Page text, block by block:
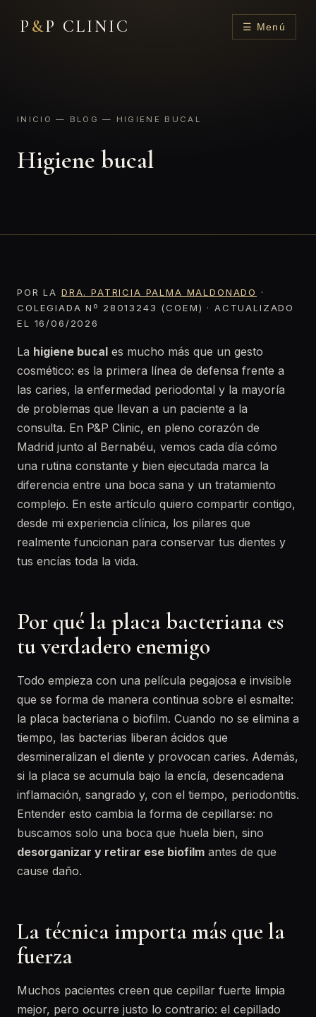
P &P CLINIC ☰ Menú
INICIO — BLOG — HIGIENE BUCAL
Higiene bucal
POR LA DRA. PATRICIA PALMA MALDONADO
·
COLEGIADA Nº 28013243 (COEM) · ACTUALIZADO
EL 16/06/2026
La higiene bucal es mucho más que un gesto
cosmético: es la primera línea de defensa frente a
las caries, la enfermedad periodontal y la mayoría
de problemas que llevan a un paciente a la
consulta. En P&P Clinic, en pleno corazón de
Madrid junto al Bernabéu, vemos cada día cómo
una rutina constante y bien ejecutada marca la
diferencia entre una boca sana y un tratamiento
complejo. En este artículo quiero compartir contigo,
desde mi experiencia clínica, los pilares que
realmente funcionan para conservar tus dientes y
tus encías toda la vida.
Por qué la placa bacteriana es
tu verdadero enemigo
Todo empieza con una película pegajosa e invisible
que se forma de manera continua sobre el esmalte:
la placa bacteriana o biofilm. Cuando no se elimina a
tiempo, las bacterias liberan ácidos que
desmineralizan el diente y provocan caries. Además,
si la placa se acumula bajo la encía, desencadena
inflamación, sangrado y, con el tiempo, periodontitis.
Entender esto cambia la forma de cepillarse: no
buscamos solo una boca que huela bien, sino
desorganizar y retirar ese biofilm antes de que
cause daño.
La técnica importa más que la
fuerza
Muchos pacientes creen que cepillar fuerte limpia
mejor, pero ocurre justo lo contrario: el cepillado